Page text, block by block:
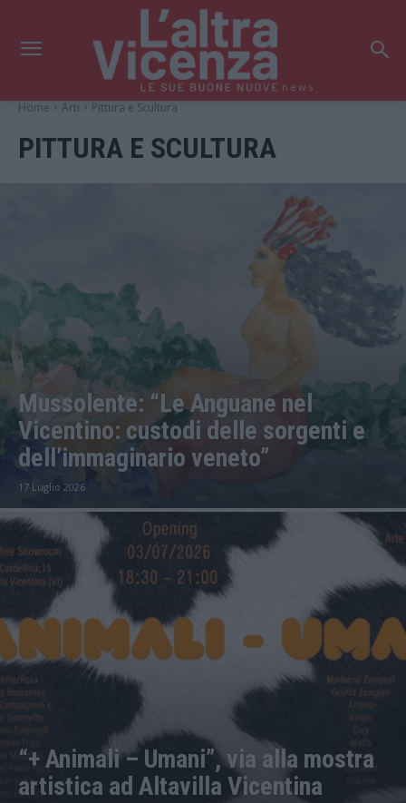
news
Home Arti Pittura e Scultura
PITTURA E SCULTURA
Mussolente: “Le Anguane nel
Vicentino: custodi delle sorgenti e
dell’immaginario veneto”
17 Luglio 2026
“+ Animali – Umani”, via alla mostra
artistica ad Altavilla Vicentina